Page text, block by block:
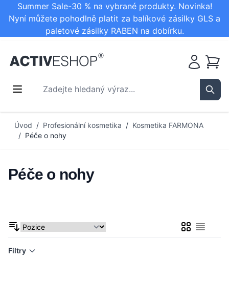
Summer Sale-30 % na vybrané produkty. Novinka!
Nyní můžete pohodlně platit za balíkové zásilky GLS a
paletové zásilky RABEN na dobírku.
Zadejte hledaný výraz...
Košík
Úvod / Profesionální kosmetika / Kosmetika FARMONA
/ Péče o nohy
Péče o nohy
MřížkaSeznam
Filtry